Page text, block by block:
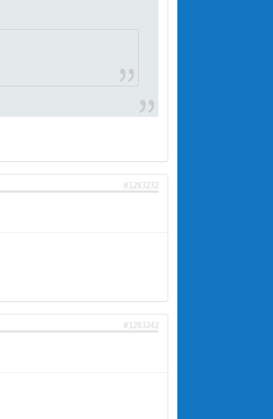
#1283232
#1283242